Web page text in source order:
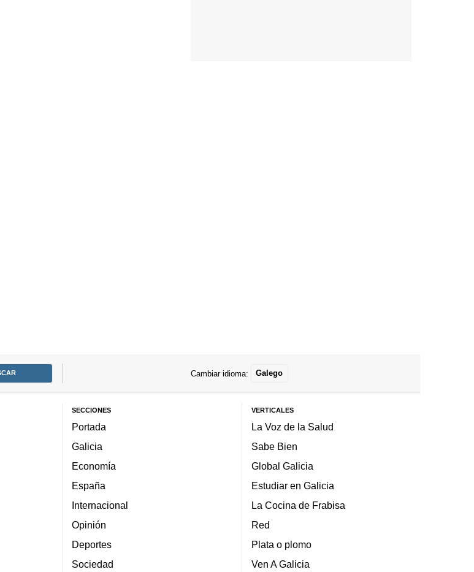
Cambiar idioma: Galego
SECCIONES
Portada
Galicia
Economía
España
Internacional
Opinión
Deportes
Sociedad
VERTICALES
La Voz de la Salud
Sabe Bien
Global Galicia
Estudiar en Galicia
La Cocina de Frabisa
Red
Plata o plomo
Ven A Galicia